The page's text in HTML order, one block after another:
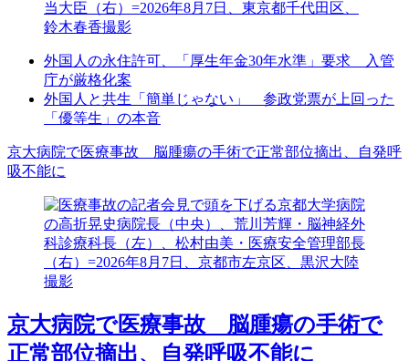
外国人の永住許可、「厚生年金30年水準」要求 入管
庁が厳格化案
外国人と共生「簡単じゃない」 参政党票が上回った
「優等生」の本音
京大病院で医療事故 脳腫瘍の手術で正常部位摘出、自発呼
吸不能に
京大病院で医療事故 脳腫瘍の手術で
正常部位摘出、自発呼吸不能に